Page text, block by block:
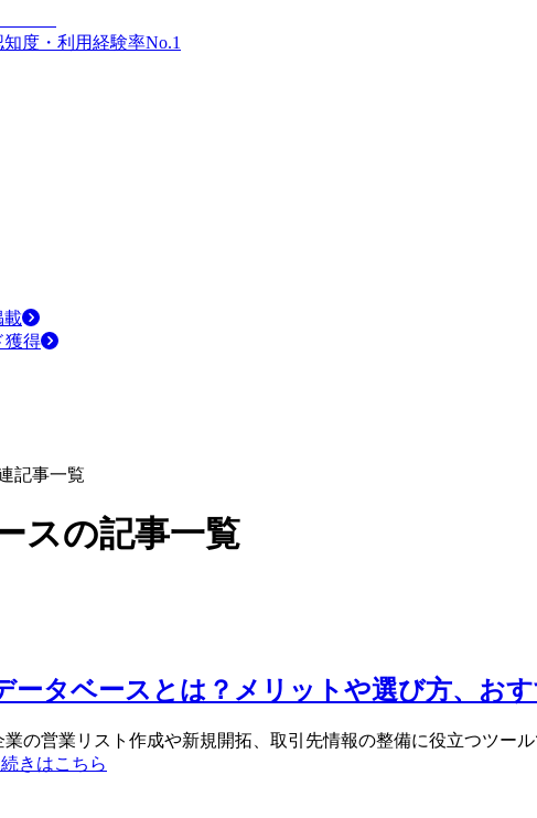
知度・利用経験率No.1
載
獲得
記事一覧
スの記事一覧
ータベースとは？メリットや選び方、お
の営業リスト作成や新規開拓、取引先情報の整備に役立つツ
続きはこちら